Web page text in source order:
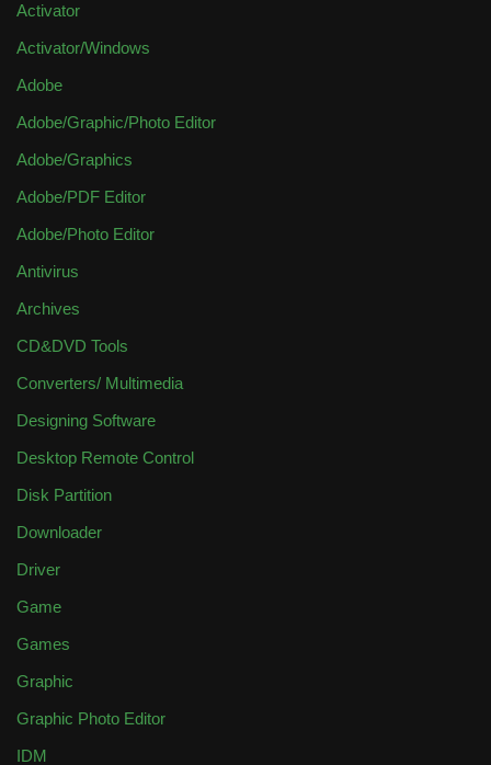
Activator
Activator/Windows
Adobe
Adobe/Graphic/Photo Editor
Adobe/Graphics
Adobe/PDF Editor
Adobe/Photo Editor
Antivirus
Archives
CD&DVD Tools
Converters/ Multimedia
Designing Software
Desktop Remote Control
Disk Partition
Downloader
Driver
Game
Games
Graphic
Graphic Photo Editor
IDM